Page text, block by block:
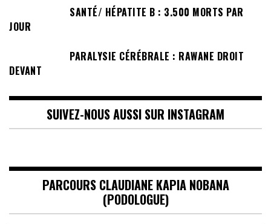
SANTÉ/ HÉPATITE B : 3.500 MORTS PAR
JOUR
PARALYSIE CÉRÉBRALE : RAWANE DROIT
DEVANT
SUIVEZ-NOUS AUSSI SUR INSTAGRAM
PARCOURS CLAUDIANE KAPIA NOBANA
(PODOLOGUE)